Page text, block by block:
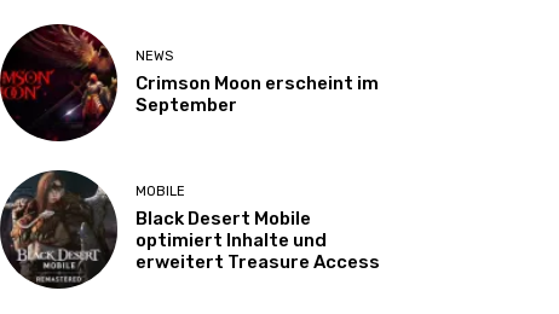
NEWS
Crimson Moon erscheint im
September
MOBILE
Black Desert Mobile
optimiert Inhalte und
erweitert Treasure Access